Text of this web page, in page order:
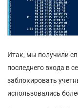
Итак, мы получили
последнего входа в
заблокировать
использовались